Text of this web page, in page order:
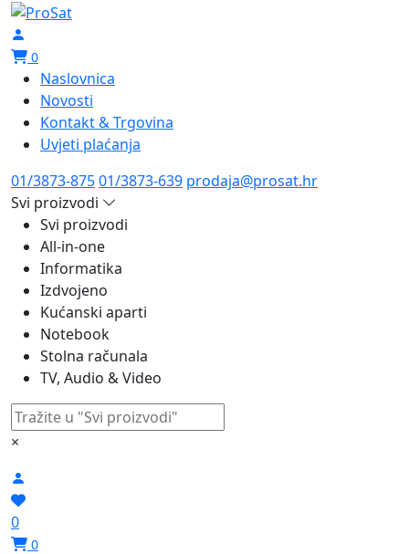
0
Naslovnica
Novosti
Kontakt & Trgovina
Uvjeti plaćanja
01/3873-87501/3873-639 prodaja@prosat.hr
Svi proizvodi
Svi proizvodi
All-in-one
Informatika
Izdvojeno
Kućanski aparti
Notebook
Stolna računala
TV, Audio & Video
×
0
0